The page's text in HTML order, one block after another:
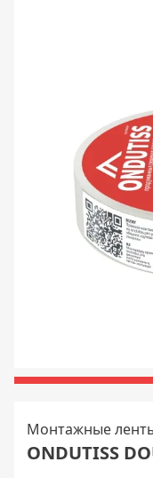
Монтажные
ONDUTISS